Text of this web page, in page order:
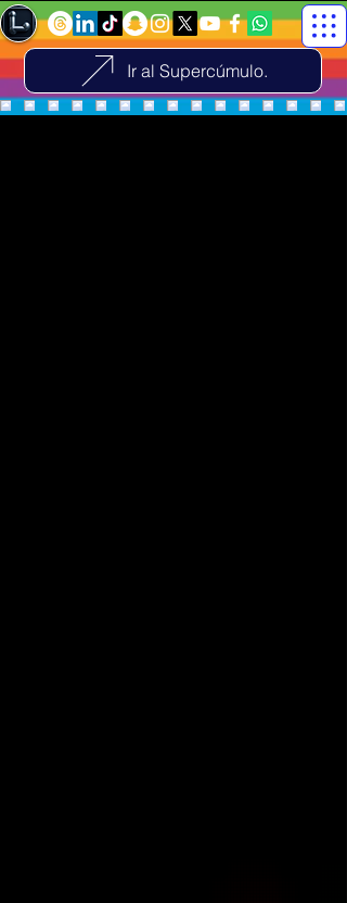
Ir al Supercúmulo.